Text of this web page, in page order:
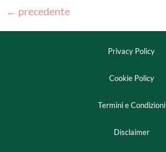
← precedente
Privacy Policy
Cookie Policy
Termini e Condizioni
Disclaimer